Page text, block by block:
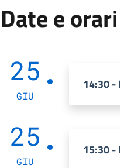
Date e orari
25
GIU
14:30 -
25
GIU
15:30 -